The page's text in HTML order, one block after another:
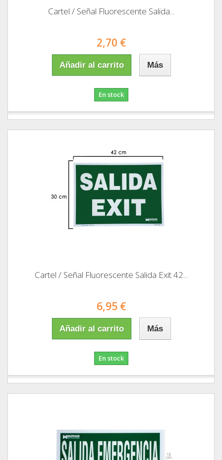
Cartel / Señal Fluorescente Salida...
2,70 €
Añadir al carrito Más
En stock
Cartel / Señal Fluorescente Salida Exit 42...
6,95 €
Añadir al carrito Más
En stock